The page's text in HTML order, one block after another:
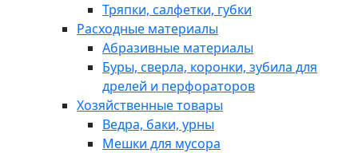
Тряпки, салфетки, губки
Расходные материалы
Абразивные материалы
Буры, сверла, коронки, зубила для
дрелей и перфораторов
Хозяйственные товары
Ведра, баки, урны
Мешки для мусора